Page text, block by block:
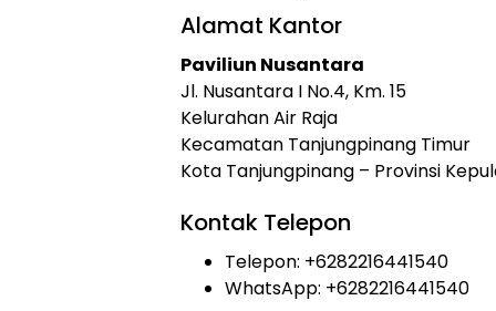
Alamat Kantor
Paviliun Nusantara
Jl. Nusantara I No.4, Km. 15
Kelurahan Air Raja
Kecamatan Tanjungpinang Timur
Kota Tanjungpinang – Provinsi
Kontak Telepon
Telepon: +6282216441540
WhatsApp: +6282216441540
Galeri Foto
Jalin
Silaturahmi,
Ketua BPW KKSS
Hangat dan
Dijamu Khusus
Oleh Ketua BPW
KKSS Sumut